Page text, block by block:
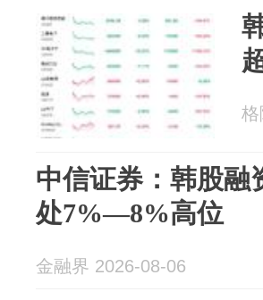
格
中信证券：韩股融
处7%—8%高位
金融界 2026-08-06